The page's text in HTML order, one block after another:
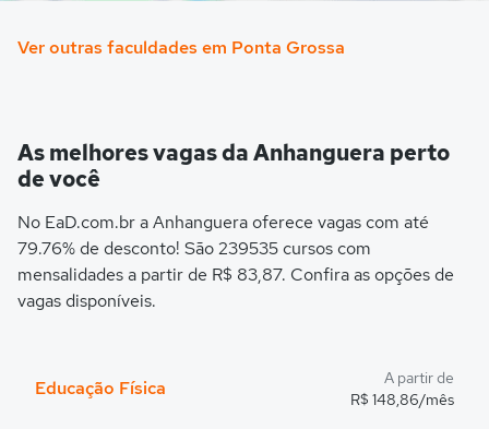
Ver outras faculdades em Ponta Grossa
As melhores vagas da Anhanguera perto
de você
No EaD.com.br a Anhanguera oferece vagas com até
79.76% de desconto! São 239535 cursos com
mensalidades a partir de R$ 83,87. Confira as opções de
vagas disponíveis.
Educação Física
A partir de
R$ 148,86/mês